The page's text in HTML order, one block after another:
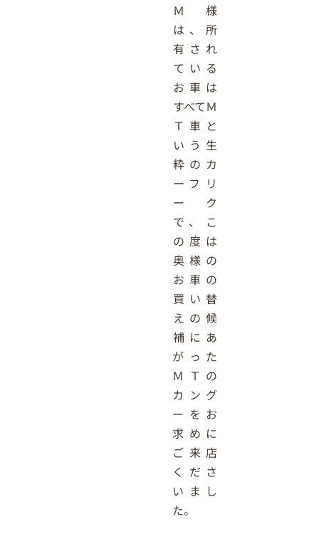
Ｍ様
は、所
有され
ている
お車は
すべてＭ
Ｔ車と
いう生
粋のカ
ーフリ
ーク
で、こ
の度は
奥様の
お車の
買い替
えの候
補にあ
がった
ＭＴの
カング
ーをお
求めに
ご来店
くださ
いまし
た。